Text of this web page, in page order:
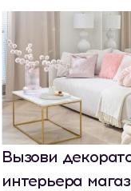
Вызови
интерьера